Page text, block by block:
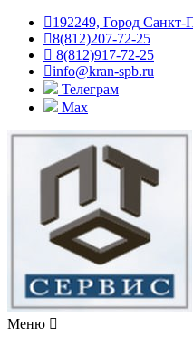
192249, Город
8(812)207-72-25
8(812)917-72-25
info@kran-spb.ru
Телеграм
Max
Меню